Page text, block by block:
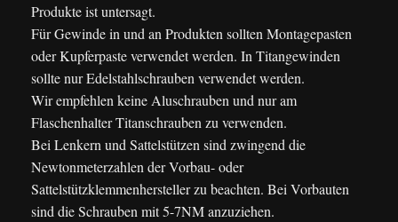
Produkte ist untersagt.
Für Gewinde in und an Produkten sollten Montagepasten
oder Kupferpaste verwendet werden. In Titangewinden
sollte nur Edelstahlschrauben verwendet werden.
Wir empfehlen keine Aluschrauben und nur am
Flaschenhalter Titanschrauben zu verwenden.
Bei Lenkern und Sattelstützen sind zwingend die
Newtonmeterzahlen der Vorbau- oder
Sattelstützklemmenhersteller zu beachten. Bei Vorbauten
sind die Schrauben mit 5-7NM anzuziehen.